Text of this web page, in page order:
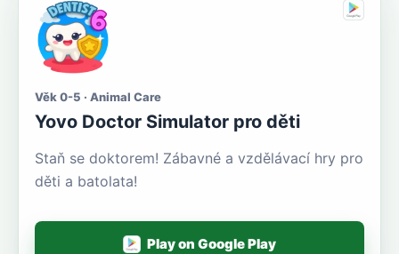
Věk 0-5 · Animal Care
Yovo Doctor Simulator pro děti
Staň se doktorem! Zábavné a vzdělávací hry pro
děti a batolata!
Play on Google Play